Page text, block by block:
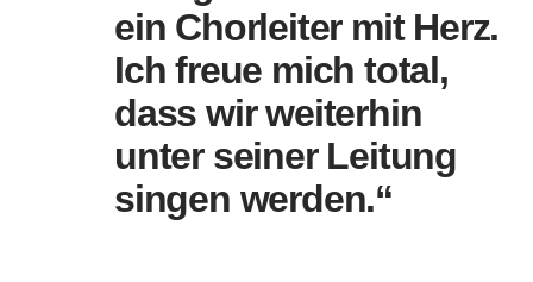
ein Chorleiter mit Herz.
Ich freue mich total,
dass wir weiterhin
unter seiner Leitung
singen werden.“